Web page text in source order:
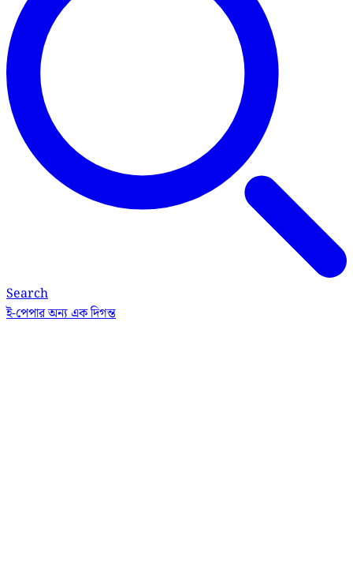
Search
ই-পেপারঅন্য এক দিগন্ত